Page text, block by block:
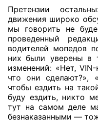
Претензии
движения широко
мы говорить не
проведенный
водителей мопедов
них были уверены в
изменений: «Нет,
что они сделают?»,
чтобы ездить на
буду ездить, никто
тут на самом деле
безнаказанными —